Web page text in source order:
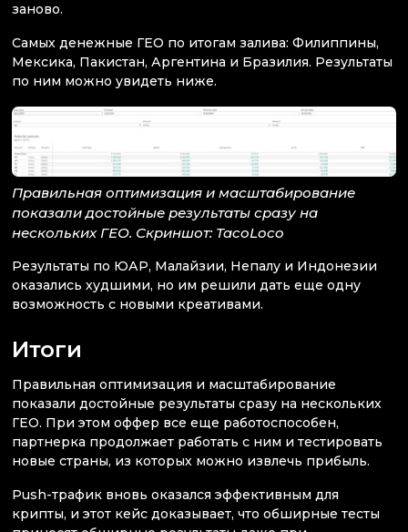
заново.
Самых денежные ГЕО по итогам залива: Филиппины,
Мексика, Пакистан, Аргентина и Бразилия. Результаты
по ним можно увидеть ниже.
Правильная оптимизация и масштабирование
показали достойные результаты сразу на
нескольких ГЕО. Скриншот: TacoLoco
Результаты по ЮАР, Малайзии, Непалу и Индонезии
оказались худшими, но им решили дать еще одну
возможность с новыми креативами.
Итоги
Правильная оптимизация и масштабирование
показали достойные результаты сразу на нескольких
ГЕО. При этом оффер все еще работоспособен,
партнерка продолжает работать с ним и тестировать
новые страны, из которых можно извлечь прибыль.
Push-трафик вновь оказался эффективным для
крипты, и этот кейс доказывает, что обширные тесты